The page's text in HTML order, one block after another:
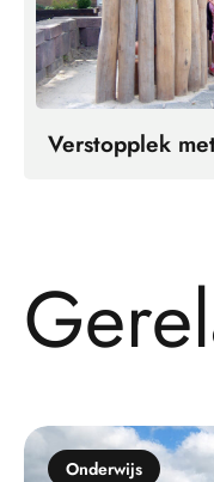
Verstopplek
Gerel
Onderwijs